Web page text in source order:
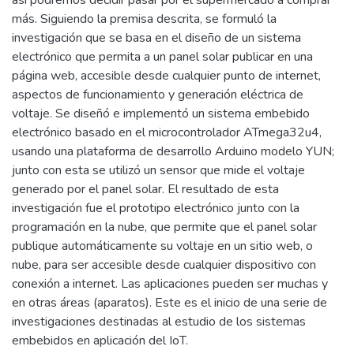
más. Siguiendo la premisa descrita, se formuló la
investigación que se basa en el diseño de un sistema
electrónico que permita a un panel solar publicar en una
página web, accesible desde cualquier punto de internet,
aspectos de funcionamiento y generación eléctrica de
voltaje. Se diseñó e implementó un sistema embebido
electrónico basado en el microcontrolador ATmega32u4,
usando una plataforma de desarrollo Arduino modelo YUN;
junto con esta se utilizó un sensor que mide el voltaje
generado por el panel solar. El resultado de esta
investigación fue el prototipo electrónico junto con la
programación en la nube, que permite que el panel solar
publique automáticamente su voltaje en un sitio web, o
nube, para ser accesible desde cualquier dispositivo con
conexión a internet. Las aplicaciones pueden ser muchas y
en otras áreas (aparatos). Este es el inicio de una serie de
investigaciones destinadas al estudio de los sistemas
embebidos en aplicación del IoT.